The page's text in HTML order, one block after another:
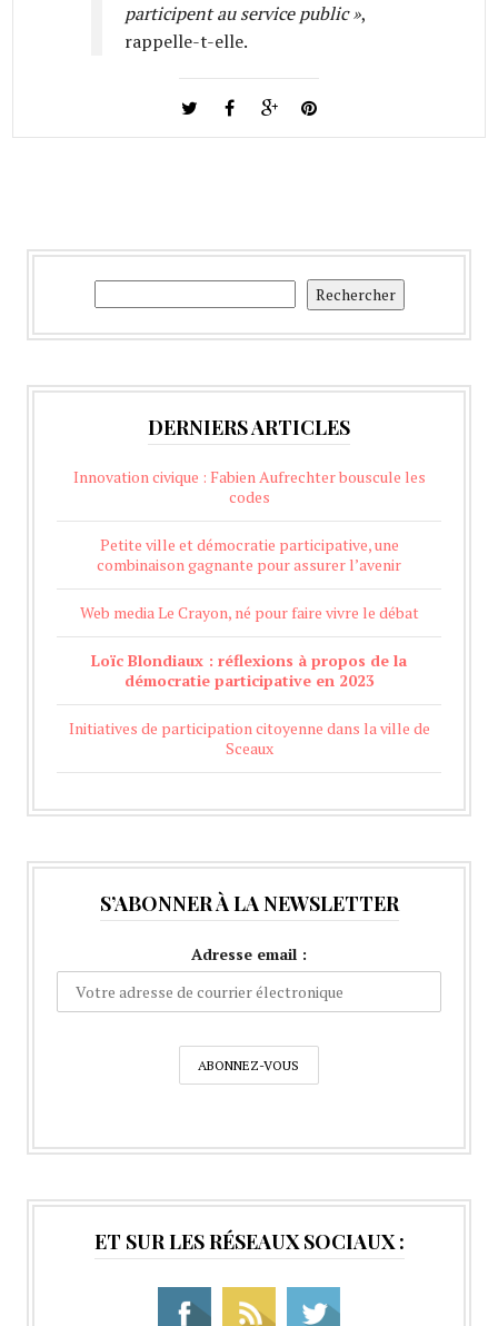
participent au service public »,
rappelle-t-elle.
Rechercher
Rechercher
DERNIERS ARTICLES
Innovation civique : Fabien Aufrechter bouscule les
codes
Petite ville et démocratie participative, une
combinaison gagnante pour assurer l’avenir
Web media Le Crayon, né pour faire vivre le débat
Loïc Blondiaux : réflexions à propos de la
démocratie participative en 2023
Initiatives de participation citoyenne dans la ville de
Sceaux
S’ABONNER À LA NEWSLETTER
Adresse email :
ET SUR LES RÉSEAUX SOCIAUX :